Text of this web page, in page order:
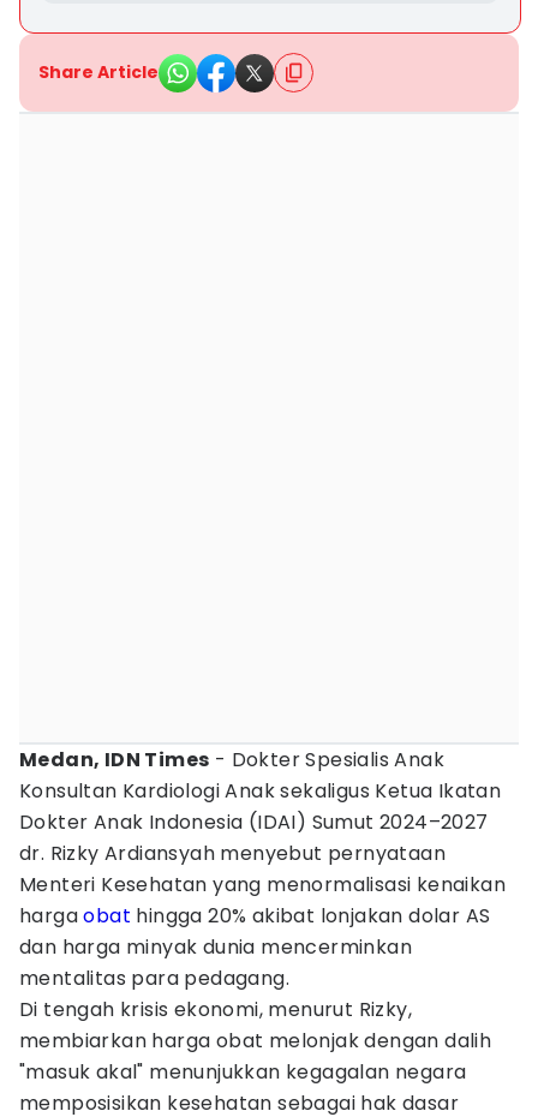
Share Article
Medan, IDN Times - Dokter Spesialis Anak
Konsultan Kardiologi Anak sekaligus Ketua Ikatan
Dokter Anak Indonesia (IDAI) Sumut 2024–2027
dr. Rizky Ardiansyah menyebut pernyataan
Menteri Kesehatan yang menormalisasi kenaikan
hargaobat hingga 20% akibat lonjakan dolar AS
dan harga minyak dunia mencerminkan
mentalitas para pedagang.
Di tengah krisis ekonomi, menurut Rizky,
membiarkan harga obat melonjak dengan dalih
"masuk akal" menunjukkan kegagalan negara
memposisikan kesehatan sebagai hak dasar